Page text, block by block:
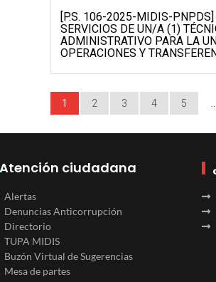
[P.S. 106-2025-MIDIS-
SERVICIOS DE UN/A (1)
ADMINISTRATIVO PARA LA
OPERACIONES Y
1 2 3 4 5
Atención ciudadana
Alertas
Denuncias Anticorrupción
Directorio
TUPA MIDIS
Buzón Virtual de Sugerencias
Mesa de partes